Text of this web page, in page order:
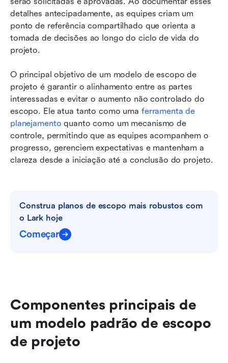
detalhes antecipadamente, as equipes criam um
ponto de referência compartilhado que orienta a
tomada de decisões ao longo do ciclo de vida do
projeto.
O principal objetivo de um modelo de escopo de
projeto é garantir o alinhamento entre as partes
interessadas e evitar o aumento não controlado do
escopo. Ele atua tanto como uma ferramenta de
planejamento quanto como um mecanismo de
controle, permitindo que as equipes acompanhem o
progresso, gerenciem expectativas e mantenham a
clareza desde a iniciação até a conclusão do projeto.
Construa planos de escopo mais robustos com
o Lark hoje
Começar
Componentes principais de
um modelo padrão de escopo
de projeto